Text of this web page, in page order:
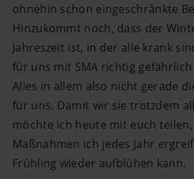
ohnehin schon eingeschränkte
Hinzukommt noch, dass der
Jahreszeit ist, in der alle krank
für uns mit SMA richtig
Alles in allem also nicht gerade
für uns. Damit wir sie trotzdem
möchte ich heute mit euch
Maßnahmen ich jedes Jahr
Frühling wieder aufblühen kann.